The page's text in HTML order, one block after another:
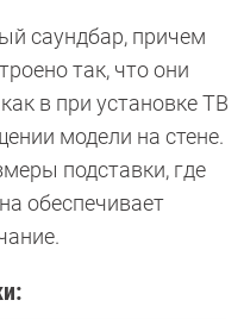
саундбар, причем
так, что они
в при установке ТВ
модели на стене.
подставки, где
обеспечивает